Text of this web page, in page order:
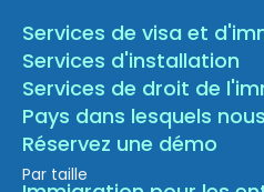
Services de visa et
Services d'installation
Services de droit de
Pays dans lesquels
Réservez une démo
Par taille